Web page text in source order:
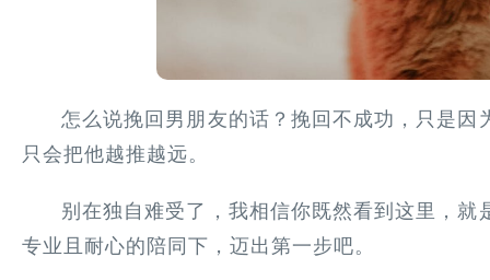
怎么说挽回男朋友的话？挽回不成功，只是
只会把他越推越远。
别在独自难受了，我相信你既然看到这里，
专业且耐心的陪同下，迈出第一步吧。